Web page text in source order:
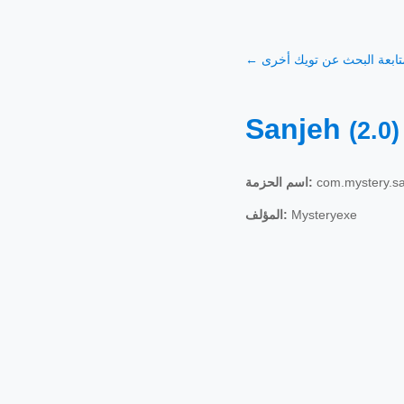
متابعة البحث عن تويك أخرى
Sanjeh (2.0)
اسم الحزمة:
المؤلف: Mysteryexe